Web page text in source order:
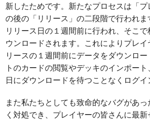
新したためです。新たなプロセスは「
の後の「リリース」の二段階で行われ
リリース日の１週間前に行われ、そこ
ウンロードされます。これによりプレイ
リースの１週間前にデータをダウンロ
トのカードの閲覧やデッキのインポー
日にダウンロードを待つことなくログイ
また私たちとしても致命的なバグがあ
く対処でき、プレイヤーの皆さんに最新